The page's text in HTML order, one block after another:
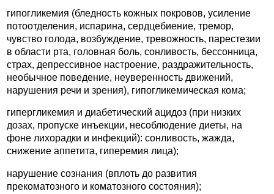
гипогликемия (бледность кожных покровов, усиление
потоотделения, испарина, сердцебиение, тремор,
чувство голода, возбуждение, тревожность, парестезии
в области рта, головная боль, сонливость, бессонница,
страх, депрессивное настроение, раздражительность,
необычное поведение, неуверенность движений,
нарушения речи и зрения), гипогликемическая кома;
гипергликемия и диабетический ацидоз (при низких
дозах, пропуске инъекции, несоблюдение диеты, на
фоне лихорадки и инфекций): сонливость, жажда,
снижение аппетита, гиперемия лица);
нарушение сознания (вплоть до развития
прекоматозного и коматозного состояния);